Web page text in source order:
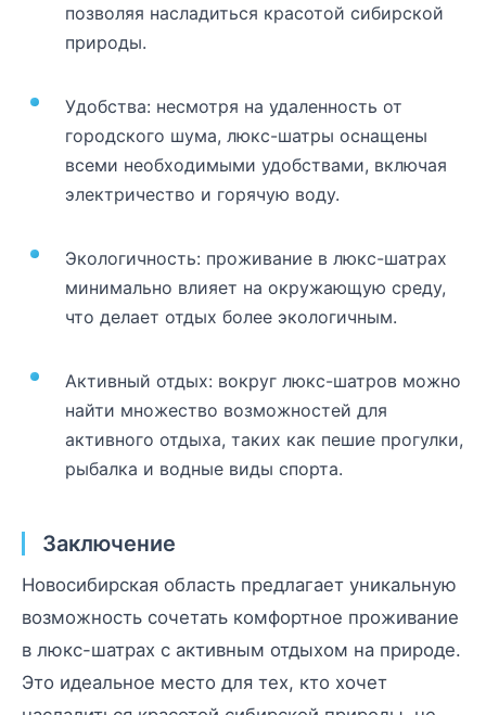
позволяя насладиться красотой сибирской
природы.
Удобства: несмотря на удаленность от
городского шума, люкс-шатры оснащены
всеми необходимыми удобствами, включая
электричество и горячую воду.
Экологичность: проживание в люкс-шатрах
минимально влияет на окружающую среду,
что делает отдых более экологичным.
Активный отдых: вокруг люкс-шатров можно
найти множество возможностей для
активного отдыха, таких как пешие прогулки,
рыбалка и водные виды спорта.
Заключение
Новосибирская область предлагает уникальную
возможность сочетать комфортное проживание
в люкс-шатрах с активным отдыхом на природе.
Это идеальное место для тех, кто хочет